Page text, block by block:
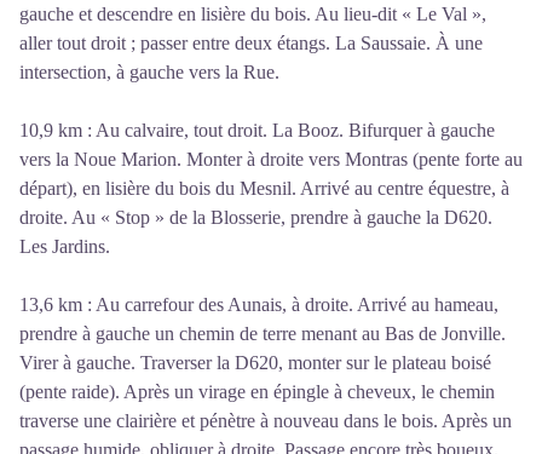
gauche et descendre en lisière du bois. Au lieu-dit « Le Val »,
aller tout droit ; passer entre deux étangs. La Saussaie. À une
intersection, à gauche vers la Rue.
10,9 km : Au calvaire, tout droit. La Booz. Bifurquer à gauche
vers la Noue Marion. Monter à droite vers Montras (pente forte au
départ), en lisière du bois du Mesnil. Arrivé au centre équestre, à
droite. Au « Stop » de la Blosserie, prendre à gauche la D620.
Les Jardins.
13,6 km : Au carrefour des Aunais, à droite. Arrivé au hameau,
prendre à gauche un chemin de terre menant au Bas de Jonville.
Virer à gauche. Traverser la D620, monter sur le plateau boisé
(pente raide). Après un virage en épingle à cheveux, le chemin
traverse une clairière et pénètre à nouveau dans le bois. Après un
passage humide, obliquer à droite. Passage encore très boueux.